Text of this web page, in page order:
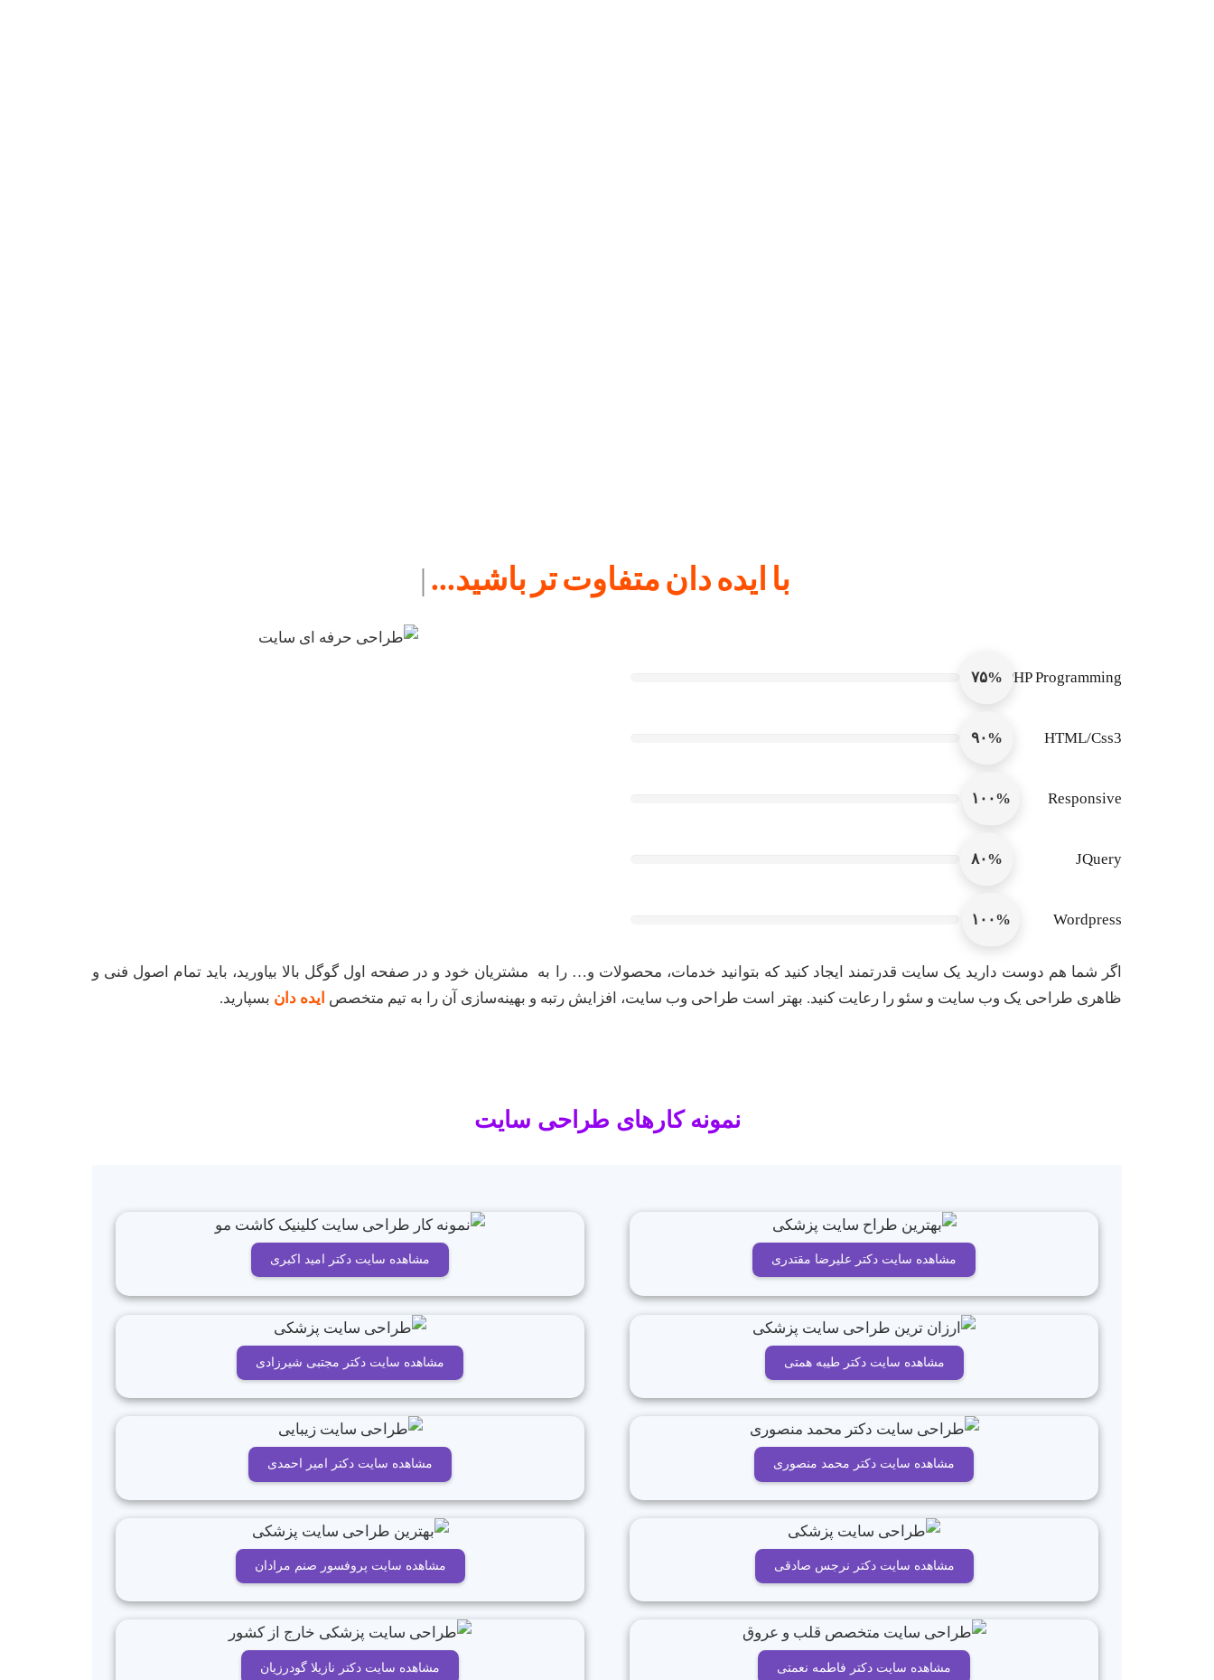
با ایده دان متفاوت تر باشید... |
PHP Programming ۷۵%
HTML/Css3 ۹۰%
Responsive ۱۰۰%
JQuery ۸۰%
Wordpress ۱۰۰%
اگر شما هم دوست دارید یک سایت قدرتمند ایجاد کنید که بتوانید خدمات، محصولات و… را به مشتریان خود و در صفحه اول گوگل بالا بیاورید، باید تمام اصول فنی و
ظاهری طراحی یک وب سایت و سئو را رعایت کنید. بهتر است طراحی وب سایت، افزایش رتبه و بهینه‌سازی آن را به تیم متخصص ایده دان بسپارید.
نمونه کارهای طراحی سایت
مشاهده سایت دکتر علیرضا مقتدری مشاهده سایت دکتر امید اکبری
مشاهده سایت دکتر طیبه همتی مشاهده سایت دکتر مجتبی شیرزادی
مشاهده سایت دکتر محمد منصوری مشاهده سایت دکتر امیر احمدی
مشاهده سایت دکتر نرجس صادقی مشاهده سایت پروفسور صنم مرادان
مشاهده سایت دکتر فاطمه نعمتی مشاهده سایت دکتر نازیلا گودرزیان